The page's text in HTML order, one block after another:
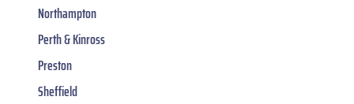
Northampton
Perth & Kinross
Preston
Sheffield